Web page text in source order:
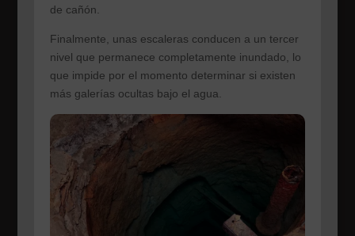
de cañón.
Finalmente, unas escaleras conducen a un tercer
nivel que permanece completamente inundado, lo
que impide por el momento determinar si existen
más galerías ocultas bajo el agua.